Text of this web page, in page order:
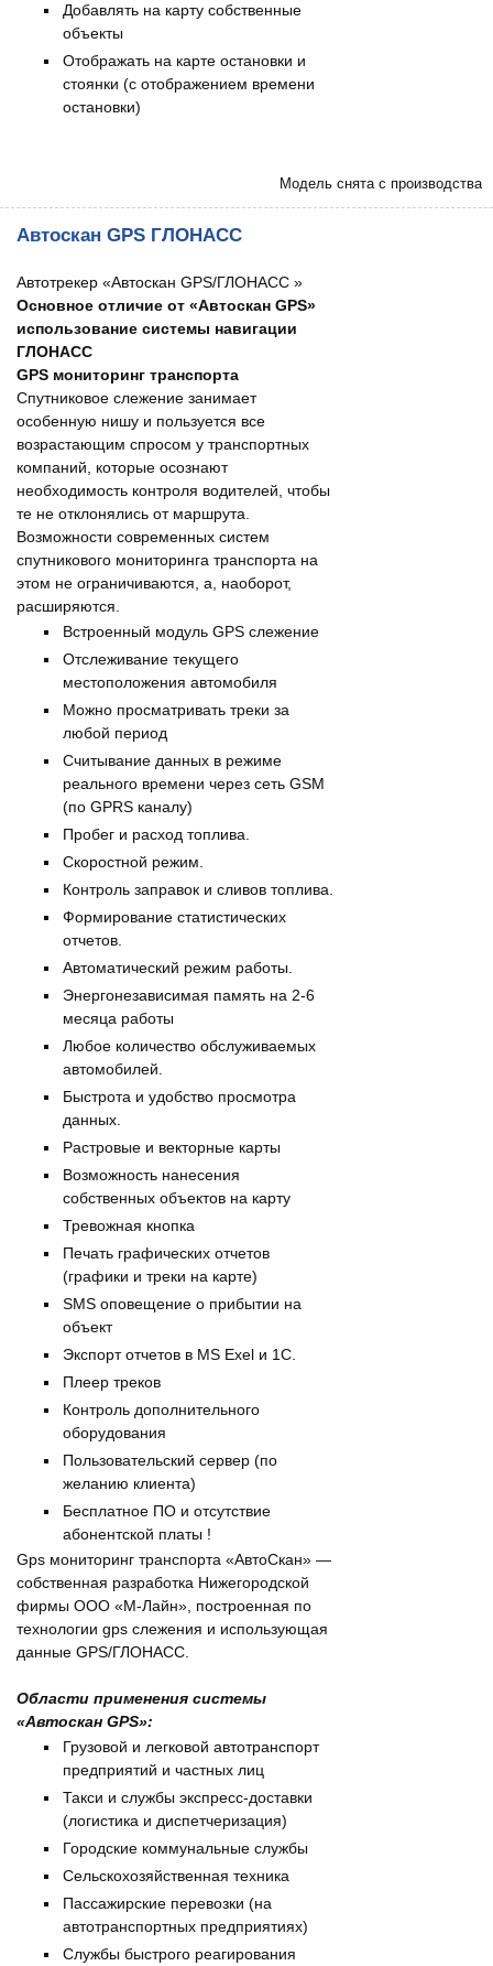
Добавлять на карту собственные
объекты
Отображать на карте остановки и
стоянки (с отображением времени
остановки)
Модель снята с производства
Автоскан GPS ГЛОНАСС
Автотрекер «Автоcкан GPS/ГЛОНАСС »
Основное отличие от «Автоcкан GPS»
использование системы навигации
ГЛОНАСС
GPS мониторинг транспорта
Спутниковое слежение занимает
особенную нишу и пользуется все
возрастающим спросом у транспортных
компаний, которые осознают
необходимость контроля водителей, чтобы
те не отклонялись от маршрута.
Возможности современных систем
спутникового мониторинга транспорта на
этом не ограничиваются, а, наоборот,
расширяются.
Встроенный модуль GPS слежение
Отслеживание текущего
местоположения автомобиля
Можно просматривать треки за
любой период
Считывание данных в режиме
реального времени через сеть GSM
(по GPRS каналу)
Пробег и расход топлива.
Скоростной режим.
Контроль заправок и сливов топлива.
Формирование статистических
отчетов.
Автоматический режим работы.
Энергонезависимая память на 2-6
месяца работы
Любое количество обслуживаемых
автомобилей.
Быстрота и удобство просмотра
данных.
Растровые и векторные карты
Возможность нанесения
собственных объектов на карту
Тревожная кнопка
Печать графических отчетов
(графики и треки на карте)
SMS оповещение о прибытии на
объект
Экспорт отчетов в MS Exel и 1С.
Плеер треков
Контроль дополнительного
оборудования
Пользовательский сервер (по
желанию клиента)
Бесплатное ПО и отсутствие
абонентской платы !
Gps мониторинг транспорта «АвтоСкан» —
собственная разработка Нижегородской
фирмы ООО «М-Лайн», построенная по
технологии gps слежения и использующая
данные GPS/ГЛОНАСС.
Области применения системы
«Автоcкан GPS»:
Грузовой и легковой автотранспорт
предприятий и частных лиц
Такси и службы экспресс-доставки
(логистика и диспетчеризация)
Городские коммунальные службы
Сельскохозяйственная техника
Пассажирские перевозки (на
автотранспортных предприятиях)
Службы быстрого реагирования